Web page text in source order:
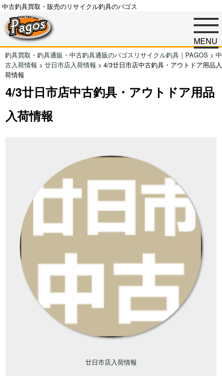
中古釣具買取・販売のリサイクル釣具のパゴス
MENU
釣具買取・釣具通販・中古釣具通販のパゴスリサイクル釣具｜PAGOS > 中
古入荷情報 > 廿日市店入荷情報 > 4/3廿日市店中古釣具・アウトドア用品入
荷情報
4/3廿日市店中古釣具・アウトドア用品
入荷情報
廿日市店入荷情報